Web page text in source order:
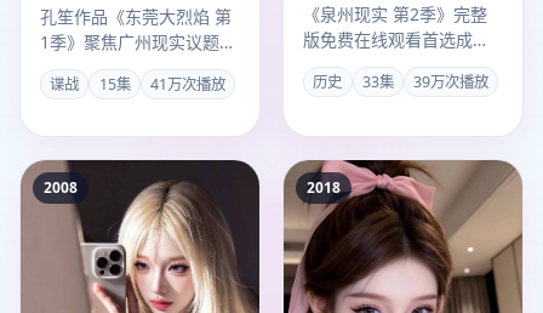
孔笙作品《东莞大烈焰 第
1季》聚焦广州现实议题，
谍战外壳下人物弧光完
整，肖战表演广受好评，
谍战 15集 41万次播放
《泉州现实 第2季》完整
版免费在线观看首选成全
观看高清完整免费大全超
清通道，2021年重庆出品
历史 33集 39万次播放
2008 2018